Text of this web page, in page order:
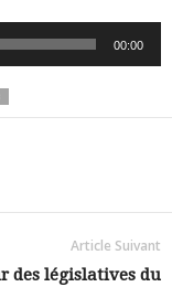
00:00
Article Suivant
des législatives du